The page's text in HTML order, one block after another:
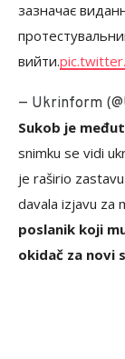
зазначає
вийти.
— Ukrinform
Sukob je
snimku se vidi
je raširio
davala izjavu za
poslanik koji
okidač za novi